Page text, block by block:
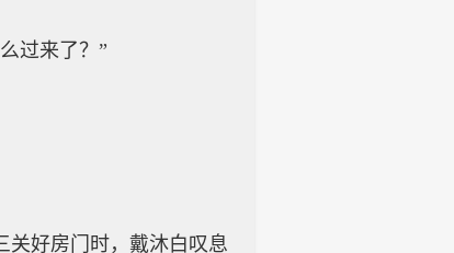
过来了？”
关好房门时，戴沐白叹息